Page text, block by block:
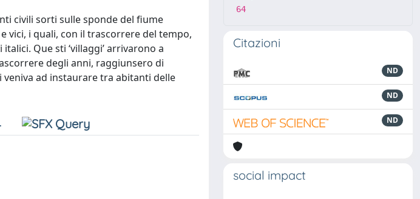
civili sorti sulle sponde del fiume
vici, i quali, con il trascorrere del tempo,
Que sti ‘villaggi’ arrivarono a
degli anni, raggiunsero di
ad instaurare tra abitanti delle
64
Citazioni
ND
ND
ND
social impact